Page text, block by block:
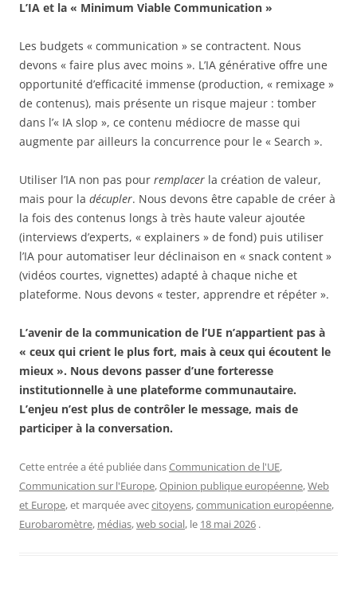
L’IA et la « Minimum Viable Communication »
Les budgets « communication » se contractent. Nous
devons « faire plus avec moins ». L’IA générative offre une
opportunité d’efficacité immense (production, « remixage »
de contenus), mais présente un risque majeur : tomber
dans l’« IA slop », ce contenu médiocre de masse qui
augmente par ailleurs la concurrence pour le « Search ».
Utiliser l’IA non pas pour remplacer la création de valeur,
mais pour la décupler. Nous devons être capable de créer à
la fois des contenus longs à très haute valeur ajoutée
(interviews d’experts, « explainers » de fond) puis utiliser
l’IA pour automatiser leur déclinaison en « snack content »
(vidéos courtes, vignettes) adapté à chaque niche et
plateforme. Nous devons « tester, apprendre et répéter ».
L’avenir de la communication de l’UE n’appartient pas à
« ceux qui crient le plus fort, mais à ceux qui écoutent le
mieux ». Nous devons passer d’une forteresse
institutionnelle à une plateforme communautaire.
L’enjeu n’est plus de contrôler le message, mais de
participer à la conversation.
Cette entrée a été publiée dansCommunication de l'UE,
Communication sur l'Europe,Opinion publique européenne,Web
et Europe, et marquée aveccitoyens,communication européenne,
Eurobaromètre, médias,web social, le 18 mai 2026 .